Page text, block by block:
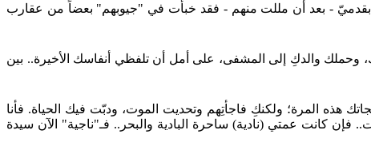
- بعد أن مللت منهم - فقد خبأت في "جيوبهم" بعضاً من عقارب
والدكِ إلى المشفى، على أمل أن تلفظي أنفاسك الأخيرة.. بين
المرة؛ ولكنكِ فاجأتِهم وتحديت الموت، ودبّت فيك الحياة. فأنا
فإن كانت عمتي (نادية) ساحرة البادية والبحر.. فـ"ناجية" الآن سيدة